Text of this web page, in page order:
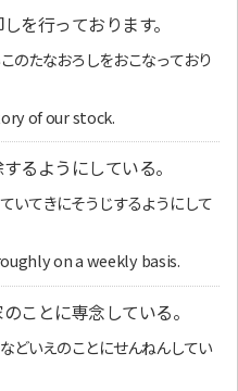
を行っております。
のたなおろしをおこなっており
of our stock.
るようにしている。
いてきにそうじするようにして
on a weekly basis.
ことに専念している。
どいえのことにせんねんしてい